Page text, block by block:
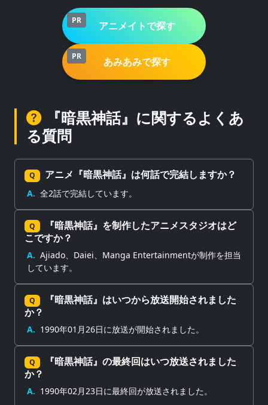
PR アニメイトで探す
PR あみあみで探す
『暗黒神話』に関するよくあ
る質問
Q アニメ『暗黒神話』は何話で完結しますか？
A. 全2話で完結しています。
Q
『暗黒神話』を制作したアニメスタジオはど
こですか？
A. Ajiado、Daiei、Manga Entertainmentが制作を担当
しています。
Q
『暗黒神話』はいつから放送開始されました
か？
A. 1990年01月26日に放送が開始されました。
Q
『暗黒神話』の最終回はいつ放送されました
か？
A. 1990年02月23日に最終回が放送されました。